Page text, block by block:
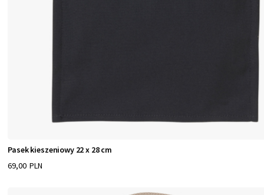
Pasek kieszeniowy 22 x 28 cm
69,00 PLN